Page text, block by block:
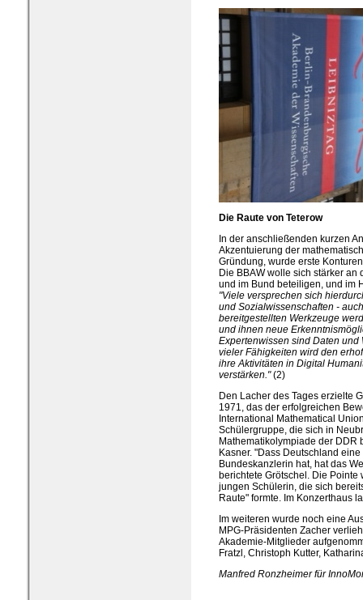
Die Raute von Teterow
In der anschließenden kurzen
Akzentuierung der
Gründung, wurde erste
Die BBAW wolle sich stärker
und im Bund beteiligen, und im
"Viele versprechen sich
und Sozialwissenschaften -
bereitgestellten Werkzeuge
und ihnen neue
Expertenwissen sind Daten
vieler Fähigkeiten wird den
ihre Aktivitäten in Digital
verstärken."(2)
Den Lacher des Tages erzielte
1971, das der erfolgreichen
International Mathematical
Schülergruppe, die sich in
Mathematikolympiade der DDR
Kasner. "Dass Deutschland
Bundeskanzlerin hat, hat das
berichtete Grötschel. Die
jungen Schülerin, die sich
Raute" formte. Im Konzerthaus
Im weiteren wurde noch eine
MPG-Präsidenten Zacher
Akademie-Mitglieder
Fratzl, Christoph Kutter,
Manfred Ronzheimer für